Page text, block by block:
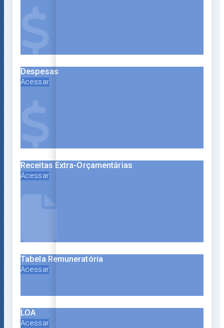
Despesas
Acessar
Receitas Extra-Orçamentárias
Acessar
Tabela Remuneratória
Acessar
LOA
Acessar